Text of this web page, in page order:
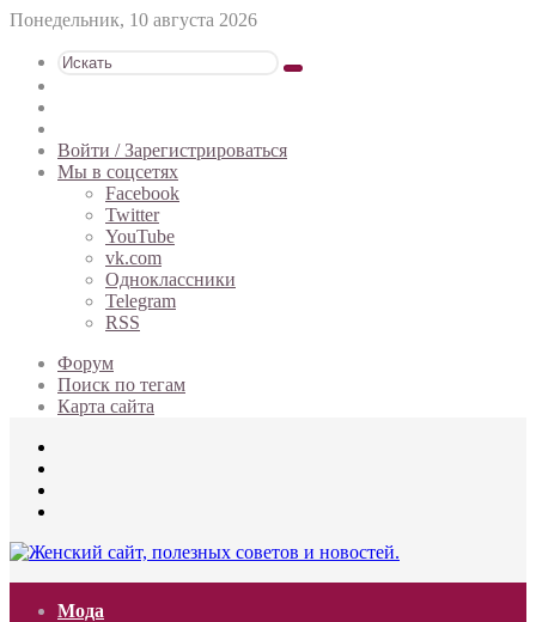
Понедельник, 10 августа 2026
Искать
статья
Войти / Зарегистрироваться
Мы в соцсетях
Facebook
Twitter
YouTube
vk.com
Одноклассники
Telegram
RSS
Форум
Поиск по тегам
Карта сайта
Мода